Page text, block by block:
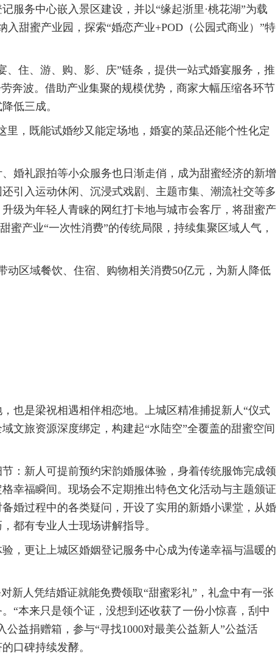
服务中心嵌入景区建设，并以“缘起浙里·桃花湖”为载
甜蜜产业园，探索“婚恋产业+POD（公园式商业）”特
、住、游、购、影、庆”链条，提供一站式婚宴服务，推
奔波。借助产业集聚的规模优势，商家大幅压缩各环节
低三成。
里，既能试婚纱又能定场地，婚宴的菜品还能个性化定
婚礼跟拍等小众服务也日渐走俏，成为甜蜜经济的新增
引入运动休闲、沉浸式戏剧、主题市集、潮流社交等多
级为年轻人青睐的网红打卡地与城市会客厅，将甜蜜产
蜜产业“一次性消费”的传统局限，持续集聚区域人气，
动区域餐饮、住宿、购物相关消费50亿元，为新人降低
也是梁祝相遇相伴相恋地。上城区精准捕捉新人“仪式
文旅资源深度绑定，构建起“水陆空”全覆盖的甜蜜空间
：新人可提前预约宋韵婚服体验，身着传统服饰完成领
幸福瞬间。现场会不定期推出特色文化活动与主题颁证
婚过程中的各类疑问，开设了实用的新婚小课堂，从婚
都有专业人士现场讲解指导。
，更让上城区婚姻登记服务中心成为传递幸福与温暖的
新人凭结婚证就能免费领取“甜蜜彩礼”，礼盒中有一张
“本来只是领个证，没想到还收获了一份小惊喜，刮中
益捐赠箱，参与“寻找1000对最美公益新人”公益活
口碑持续发酵。